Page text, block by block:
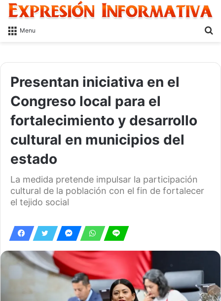
Menu
Presentan iniciativa en el
Congreso local para el
fortalecimiento y desarrollo
cultural en municipios del
estado
La medida pretende impulsar la participación
cultural de la población con el fin de fortalecer
el tejido social